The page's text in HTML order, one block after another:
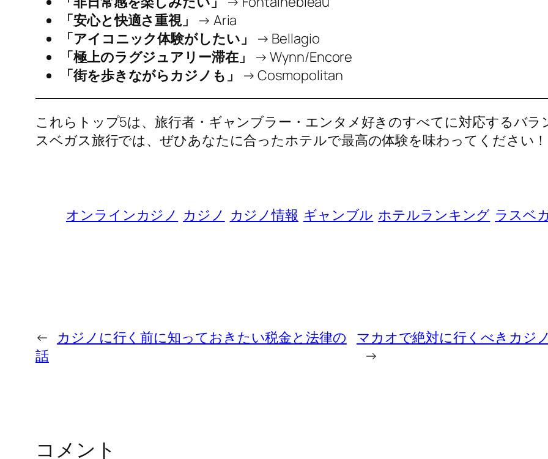
「安心と快適さ重視」
→ Aria
「アイコニック体験がしたい」
→ Bellagio
「極上のラグジュアリー滞在」
→Wynn/Encore
「街を歩きながらカジノも」
→Cosmopolitan
これらトップ5は、旅行者・ギャンブラー・エンタメ好きのすべてに対応するバ
スベガス旅行では、ぜひあなたに合ったホテルで最高の体験を味わってください！
オンラインカジノ カジノ カジノ情報 ギャンブル ホテルランキング ラスベ
← カジノに行く前に知っておきたい税金と法律の
話
マカオで絶対に行くべきカジ
→
コメント